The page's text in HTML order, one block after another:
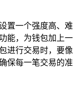
置一个强度高、难
能，为钱包加上一
进行交易时，要像
保每一笔交易的准